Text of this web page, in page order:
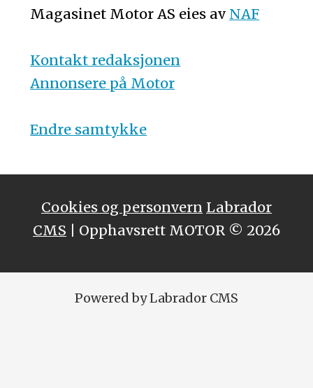
Magasinet Motor AS eies av NAF
Kontakt redaksjonen
Annonsere på Motor
Endre samtykke
Cookies og personvern Labrador
CMS | Opphavsrett MOTOR © 2026
Powered by Labrador CMS